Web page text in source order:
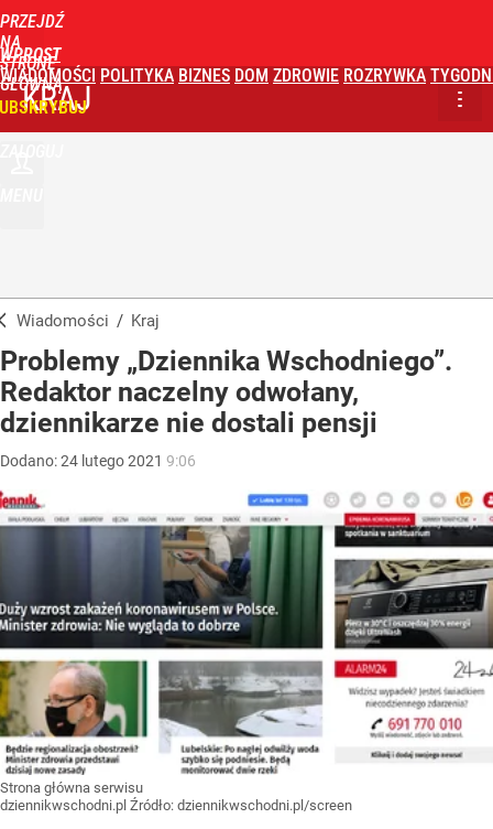
PRZEJDŹ
NA
STRONĘ
GŁÓWNĄ
WPROST
WIADOMOŚCI POLITYKA BIZNES DOM ZDROWIE ROZRYWKA
KRAJ
Wiadomości / Kraj
Problemy „Dziennika Wschodniego”.
Redaktor naczelny odwołany,
dziennikarze nie dostali pensji
Dodano:24 lutego2021 9:06
Strona główna serwisu
dziennikwschodni.pl Źródło: dziennikwschodni.pl/screen